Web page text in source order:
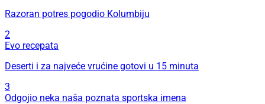
Razoran potres pogodio Kolumbiju
2
Evo recepata
Deserti i za najveće vrućine gotovi u 15 minuta
3
Odgojio neka naša poznata sportska imena